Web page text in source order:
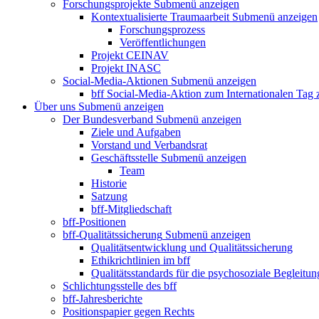
Forschungsprojekte Submenü anzeigen
Kontextualisierte Traumaarbeit Submenü anzeigen
Forschungsprozess
Veröffentlichungen
Projekt CEINAV
Projekt INASC
Social-Media-Aktionen Submenü anzeigen
bff Social-Media-Aktion zum Internationalen Tag
Über uns Submenü anzeigen
Der Bundesverband Submenü anzeigen
Ziele und Aufgaben
Vorstand und Verbandsrat
Geschäftsstelle Submenü anzeigen
Team
Historie
Satzung
bff-Mitgliedschaft
bff-Positionen
bff-Qualitätssicherung Submenü anzeigen
Qualitätsentwicklung und Qualitätssicherung
Ethikrichtlinien im bff
Qualitätsstandards für die psychosoziale
Schlichtungsstelle des bff
bff-Jahresberichte
Positionspapier gegen Rechts